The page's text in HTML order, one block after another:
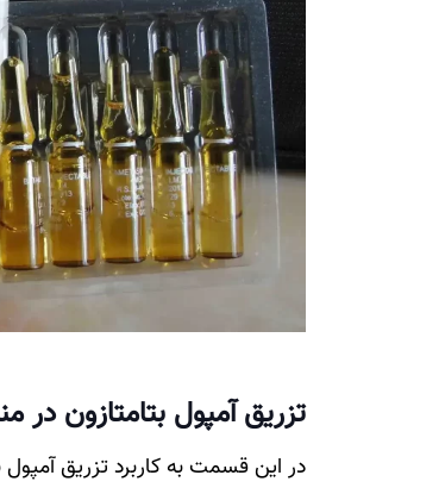
تزریق آمپول بتامتازون در
در این قسمت به کاربرد تزریق آمپول